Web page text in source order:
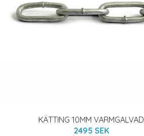
KÄTTING 10MM VARMGALVAD
2495 SEK